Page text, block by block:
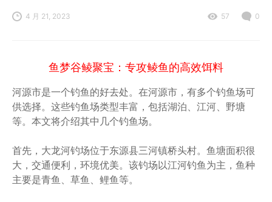
4 月 21, 2023 57 0
鱼梦谷鲮聚宝：专攻鲮鱼的高效饵料
河源市是一个钓鱼的好去处。在河源市，有多个钓鱼场可
供选择。这些钓鱼场类型丰富，包括湖泊、江河、野塘
等。本文将介绍其中几个钓鱼场。
首先，大龙河钓场位于东源县三河镇桥头村。鱼塘面积很
大，交通便利，环境优美。该钓场以江河钓鱼为主，鱼种
主要是青鱼、草鱼、鲤鱼等。